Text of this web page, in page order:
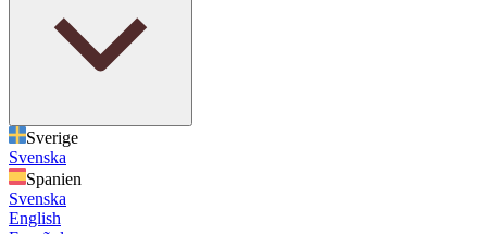
Sverige
Svenska
Spanien
Svenska
English